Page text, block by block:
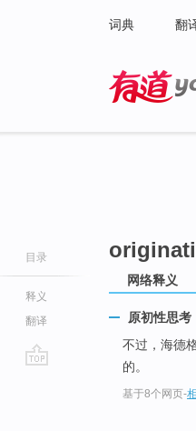
词典 翻
目录
释义
翻译
网络释义
原初性思考
不过，海德
的。
基于8个网页-